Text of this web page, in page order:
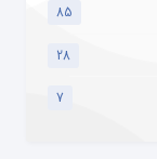
85
28
7